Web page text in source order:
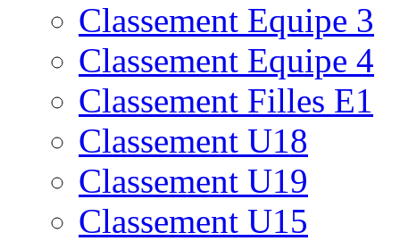
Classement Equipe 3
Classement Equipe 4
Classement Filles E1
Classement U18
Classement U19
Classement U15